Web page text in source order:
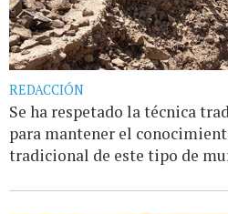
REDACCIÓN
Se ha respetado la técnica
para mantener el
tradicional de este tipo de